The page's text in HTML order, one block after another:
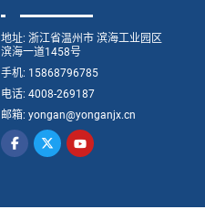
地址: 浙江省温州市 滨海工业园区
滨海一道1458号
手机: 15868796785
电话: 4008-269187
邮箱: yongan@yonganjx.cn